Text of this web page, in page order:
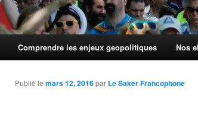
Comprendre les enjeux geopolitiques Nos
Publié le mars 12, 2016par Le Saker Francophone